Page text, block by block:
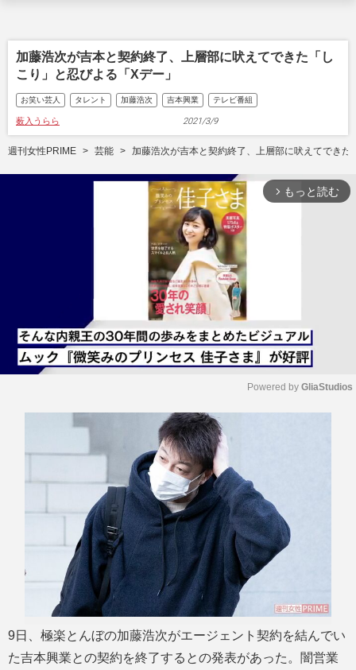
加藤浩次が吉本と契約終了、上層部に吠えてできた「し
こり」と忍びよる「Xデー」
お笑い芸人 タレント 加藤浩次 吉本興業 テレビ番組
薮入うらら 2021/3/9
週刊女性PRIME 芸能 加藤浩次が吉本と契約終了、上層部に吠えてでき
arrow_forward_ios もっと読む
Powered by GliaStudios
9日、極楽とんぼの加藤浩次がエージェント契約を結んでい
た吉本興業との契約を終了するとの発表があった。闇営業